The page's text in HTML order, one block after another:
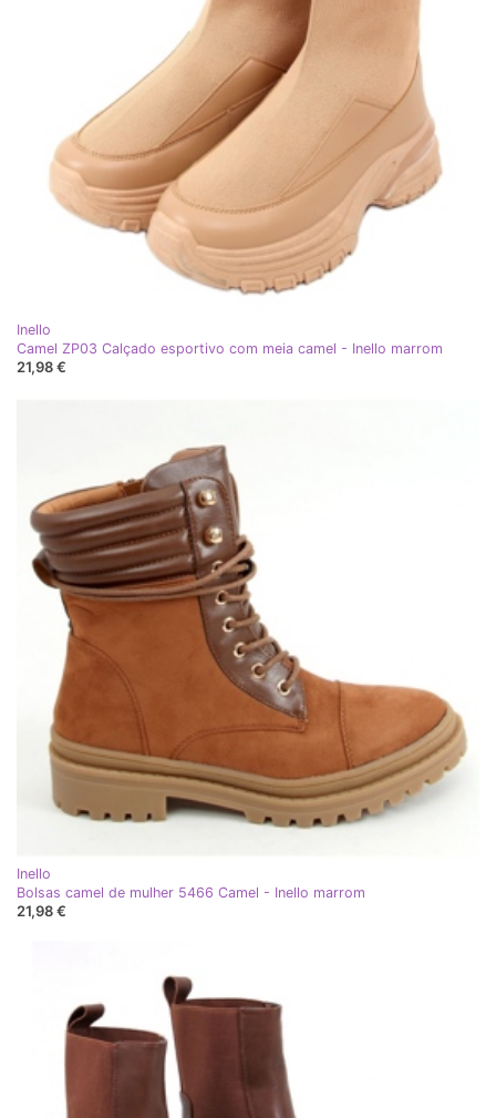
Inello
Camel ZP03 Calçado esportivo com meia camel - Inello marrom
21,98 €
Inello
Bolsas camel de mulher 5466 Camel - Inello marrom
21,98 €